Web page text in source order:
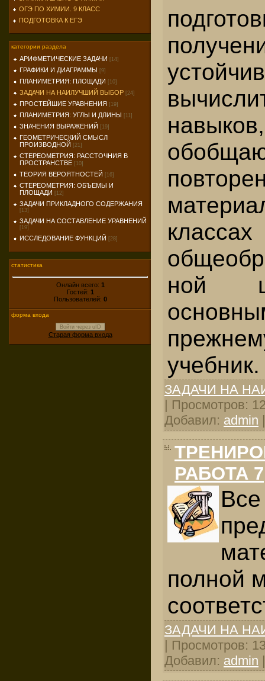
ОГЭ ПО ХИМИИ. 9 КЛАСС
ПОДГОТОВКА К ЕГЭ
категории раздела
АРИФМЕТИЧЕСКИЕ ЗАДАЧИ [14]
ГРАФИКИ И ДИАГРАММЫ [9]
ПЛАНИМЕТРИЯ: ПЛОЩАДИ [10]
ЗАДАЧИ НА НАИЛУЧШИЙ ВЫБОР [24]
ПРОСТЕЙШИЕ УРАВНЕНИЯ [19]
ПЛАНИМЕТРИЯ: УГЛЫ И ДЛИНЫ [11]
ЗНАЧЕНИЯ ВЫРАЖЕНИЙ [19]
ГЕОМЕТРИЧЕСКИЙ СМЫСЛ
ПРОИЗВОДНОЙ [21]
СТЕРЕОМЕТРИЯ: РАССТОЧНИЯ В
ПРОСТРАНСТВЕ [10]
ТЕОРИЯ ВЕРОЯТНОСТЕЙ [16]
СТЕРЕОМЕТРИЯ: ОБЪЕМЫ И
ПЛОЩАДИ [12]
ЗАДАЧИ ПРИКЛАДНОГО СОДЕРЖАНИЯ
[13]
ЗАДАЧИ НА СОСТАВЛЕНИЕ УРАВНЕНИЙ
[19]
ИССЛЕДОВАНИЕ ФУНКЦИЙ [28]
статистика
Онлайн всего: 1
Гостей: 1
Пользователей: 0
форма входа
Войти через uID
Старая форма входа
навыков,
классах
ной
учебник.
ЗАДАЧИ НА
| Просмотров:
Добавил: admin
РАБОТА 7
Все
полной
ЗАДАЧИ НА
| Просмотров:
Добавил: admin